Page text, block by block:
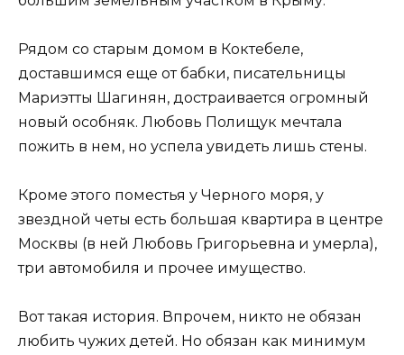
Рядом со старым домом в Коктебеле,
доставшимся еще от бабки, писательницы
Мариэтты Шагинян, достраивается огромный
новый особняк. Любовь Полищук мечтала
пожить в нем, но успела увидеть лишь стены.
Кроме этого поместья у Черного моря, у
звездной четы есть большая квартира в центре
Москвы (в ней Любовь Григорьевна и умерла),
три автомобиля и прочее имущество.
Вот такая история. Впрочем, никто не обязан
любить чужих детей. Но обязан как минимум